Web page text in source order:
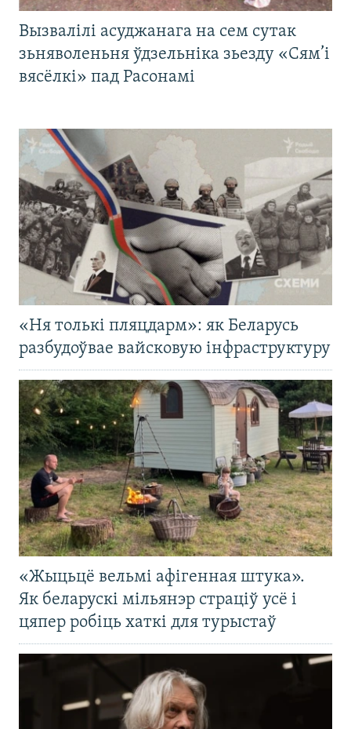
Вызвалілі асуджанага на сем сутак
зьняволеньня ўдзельніка зьезду «Сям’і
вясёлкі» пад Расонамі
«Ня толькі пляцдарм»: як Беларусь
разбудоўвае вайсковую інфраструктуру
«Жыцьцё вельмі афігенная штука».
Як беларускі мільянэр страціў усё і
цяпер робіць хаткі для турыстаў